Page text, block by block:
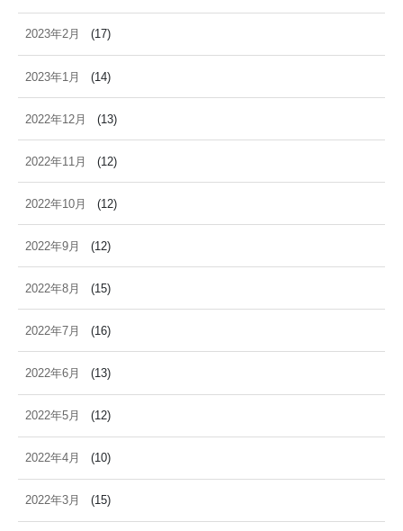
2023年2月 (17)
2023年1月 (14)
2022年12月 (13)
2022年11月 (12)
2022年10月 (12)
2022年9月 (12)
2022年8月 (15)
2022年7月 (16)
2022年6月 (13)
2022年5月 (12)
2022年4月 (10)
2022年3月 (15)